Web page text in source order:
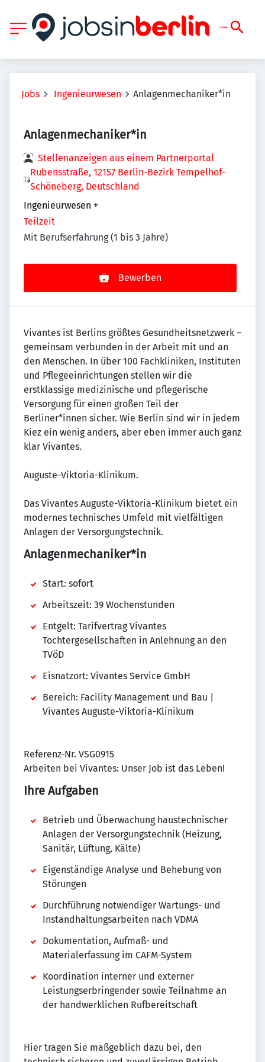
Jobs Ingenieurwesen Anlagenmechaniker*in
Anlagenmechaniker*in
Stellenanzeigen aus einem Partnerportal
Rubensstraße, 12157 Berlin-Bezirk Tempelhof-
Schöneberg, Deutschland
Ingenieurwesen +
Teilzeit
Mit Berufserfahrung (1 bis 3 Jahre)
Bewerben
Vivantes ist Berlins größtes Gesundheitsnetzwerk –
gemeinsam verbunden in der Arbeit mit und an
den Menschen. In über 100 Fachkliniken, Instituten
und Pflegeeinrichtungen stellen wir die
erstklassige medizinische und pflegerische
Versorgung für einen großen Teil der
Berliner*innen sicher. Wie Berlin sind wir in jedem
Kiez ein wenig anders, aber eben immer auch ganz
klar Vivantes.
Auguste-Viktoria-Klinikum.
Das Vivantes Auguste-Viktoria-Klinikum bietet ein
modernes technisches Umfeld mit vielfältigen
Anlagen der Versorgungstechnik.
Anlagenmechaniker*in
Start: sofort
Arbeitszeit: 39 Wochenstunden
Entgelt: Tarifvertrag Vivantes
Tochtergesellschaften in Anlehnung an den
TVöD
Eisnatzort: Vivantes Service GmbH
Bereich: Facility Management und Bau |
Vivantes Auguste-Viktoria-Klinikum
Referenz-Nr. VSG0915
Arbeiten bei Vivantes: Unser Job ist das Leben!
Ihre Aufgaben
Betrieb und Überwachung haustechnischer
Anlagen der Versorgungstechnik (Heizung,
Sanitär, Lüftung, Kälte)
Eigenständige Analyse und Behebung von
Störungen
Durchführung notwendiger Wartungs- und
Instandhaltungsarbeiten nach VDMA
Dokumentation, Aufmaß- und
Materialerfassung im CAFM-System
Koordination interner und externer
Leistungserbringender sowie Teilnahme an
der handwerklichen Rufbereitschaft
Hier tragen Sie maßgeblich dazu bei, den